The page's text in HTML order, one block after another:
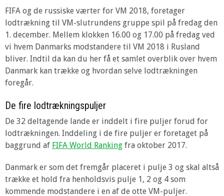
FIFA og de russiske værter for VM 2018, foretager
lodtrækning til VM-slutrundens gruppe spil på fredag den
1. december. Mellem klokken 16.00 og 17.00 på fredag ved
vi hvem Danmarks modstandere til VM 2018 i Rusland
bliver. Indtil da kan du her få et samlet overblik over hvem
Danmark kan trække og hvordan selve lodtrækningen
foregår.
De fire lodtrækningspuljer
De 32 deltagende lande er inddelt i fire puljer forud for
lodtrækningen. Inddeling i de fire puljer er foretaget på
baggrund af FIFA World Ranking fra oktober 2017.
Danmark er som det fremgår placeret i pulje 3 og skal altså
trække et hold fra henholdsvis pulje 1, 2 og 4 som
kommende modstandere i en af de otte VM-puljer.